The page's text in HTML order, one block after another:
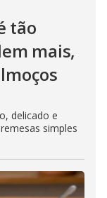
tão
mais,
delicado e
simples